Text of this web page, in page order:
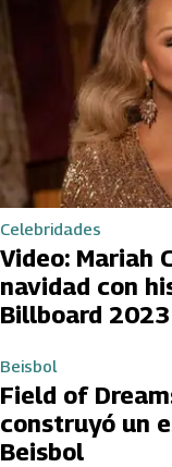
Celebridades
Video: Mariah
navidad con
Billboard 2023
Beisbol
Field of
construyó un
Beisbol